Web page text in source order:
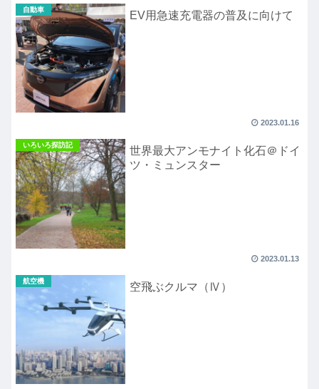
自動車 EV用急速充電器の普及に向けて
2023.01.16
いろいろ探訪記
世界最大アンモナイト化石＠ドイ
ツ・ミュンスター
2023.01.13
航空機 空飛ぶクルマ（Ⅳ）